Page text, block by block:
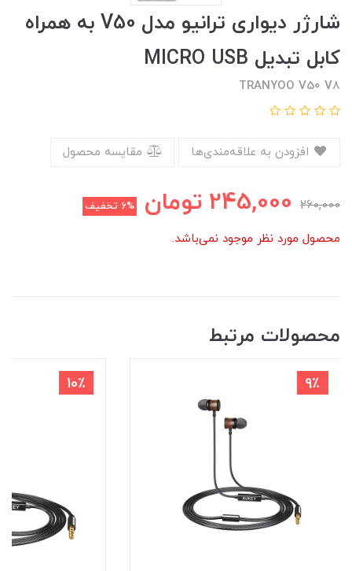
شارژر دیواری ترانیو مدل V50 به همراه
کابل تبدیل MICRO USB
TRANYOO V50 V8
مقایسه محصول
260,000
245,000 تومان 6% تخفیف
محصول مورد نظر موجود نمی‌باشد.
محصولات مرتبط
9٪ 10٪